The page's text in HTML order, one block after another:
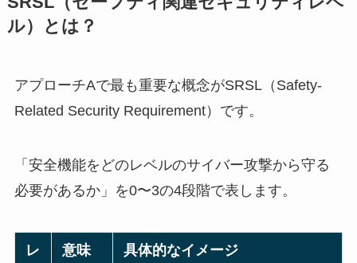
ル）とは？
アプローチAで最も重要な概念がSRSL（Safety-
Related Security Requirement）です。
「安全機能をどのレベルのサイバー攻撃から守る
必要があるか」を0〜3の4段階で表します。
レ
意味 具体的なイメージ